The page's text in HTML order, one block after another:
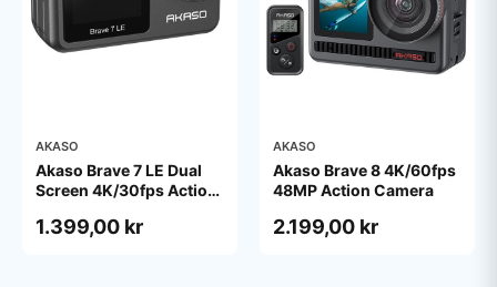
AKASO
Akaso Brave 7 LE Dual
Screen 4K/30fps Action
1.399,00 kr
AKASO
Akaso Brave 8 4K/60fps
48MP Action Camera
2.199,00 kr